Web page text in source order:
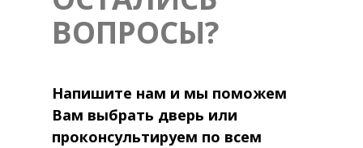
ВОПРОСЫ?
Напишите нам и мы поможем
Вам выбрать дверь или
проконсультируем по всем